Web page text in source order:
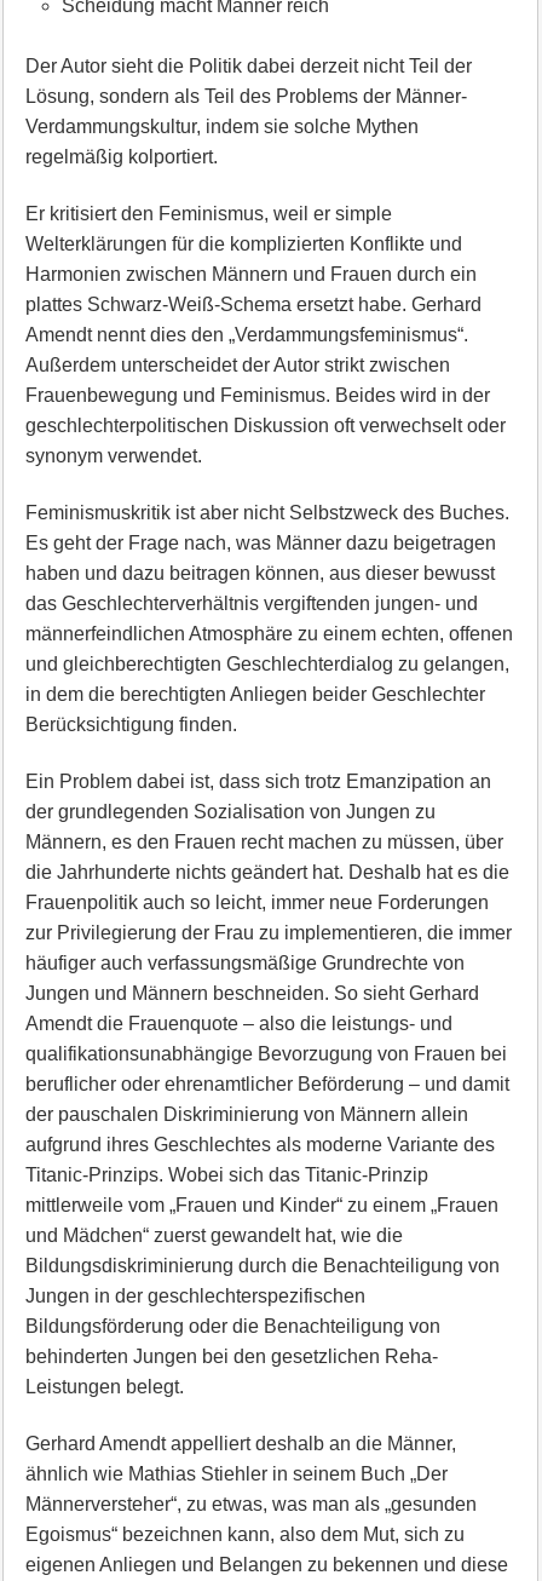
Scheidung macht Männer reich
Der Autor sieht die Politik dabei derzeit nicht Teil der
Lösung, sondern als Teil des Problems der Männer-
Verdammungskultur, indem sie solche Mythen
regelmäßig kolportiert.
Er kritisiert den Feminismus, weil er simple
Welterklärungen für die komplizierten Konflikte und
Harmonien zwischen Männern und Frauen durch ein
plattes Schwarz-Weiß-Schema ersetzt habe. Gerhard
Amendt nennt dies den „Verdammungsfeminismus“.
Außerdem unterscheidet der Autor strikt zwischen
Frauenbewegung und Feminismus. Beides wird in der
geschlechterpolitischen Diskussion oft verwechselt oder
synonym verwendet.
Feminismuskritik ist aber nicht Selbstzweck des Buches.
Es geht der Frage nach, was Männer dazu beigetragen
haben und dazu beitragen können, aus dieser bewusst
das Geschlechterverhältnis vergiftenden jungen- und
männerfeindlichen Atmosphäre zu einem echten, offenen
und gleichberechtigten Geschlechterdialog zu gelangen,
in dem die berechtigten Anliegen beider Geschlechter
Berücksichtigung finden.
Ein Problem dabei ist, dass sich trotz Emanzipation an
der grundlegenden Sozialisation von Jungen zu
Männern, es den Frauen recht machen zu müssen, über
die Jahrhunderte nichts geändert hat. Deshalb hat es die
Frauenpolitik auch so leicht, immer neue Forderungen
zur Privilegierung der Frau zu implementieren, die immer
häufiger auch verfassungsmäßige Grundrechte von
Jungen und Männern beschneiden. So sieht Gerhard
Amendt die Frauenquote – also die leistungs- und
qualifikationsunabhängige Bevorzugung von Frauen bei
beruflicher oder ehrenamtlicher Beförderung – und damit
der pauschalen Diskriminierung von Männern allein
aufgrund ihres Geschlechtes als moderne Variante des
Titanic-Prinzips. Wobei sich das Titanic-Prinzip
mittlerweile vom „Frauen und Kinder“ zu einem „Frauen
und Mädchen“ zuerst gewandelt hat, wie die
Bildungsdiskriminierung durch die Benachteiligung von
Jungen in der geschlechterspezifischen
Bildungsförderung oder die Benachteiligung von
behinderten Jungen bei den gesetzlichen Reha-
Leistungen belegt.
Gerhard Amendt appelliert deshalb an die Männer,
ähnlich wie Mathias Stiehler in seinem Buch „Der
Männerversteher“, zu etwas, was man als „gesunden
Egoismus“ bezeichnen kann, also dem Mut, sich zu
eigenen Anliegen und Belangen zu bekennen und diese